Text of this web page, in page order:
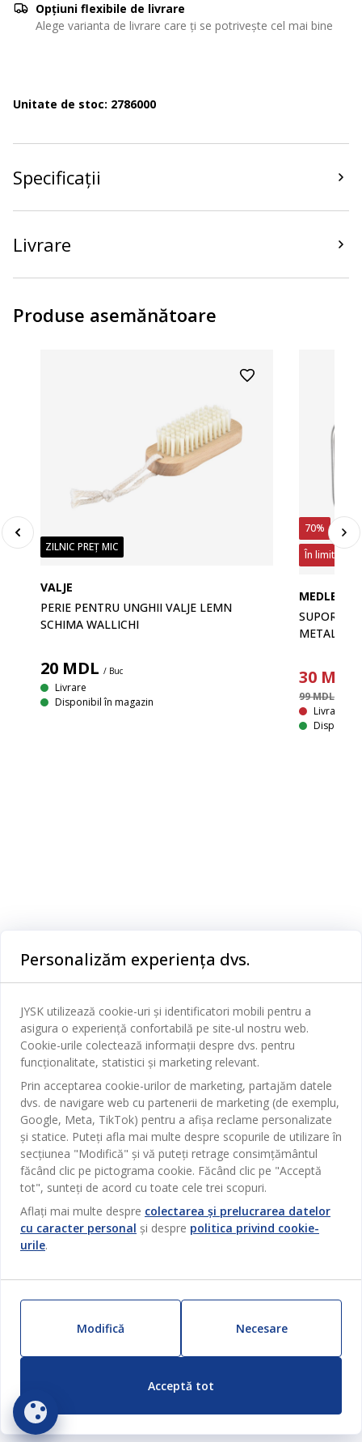
Opțiuni flexibile de livrare
Alege varianta de livrare care ți se potrivește cel mai bine
Unitate de stoc: 2786000
Specificații
Livrare
Produse asemănătoare
ZILNIC PREȚ MIC
VALJE
PERIE PENTRU UNGHII VALJE LEMN
SCHIMA WALLICHI
20MDL / Buc
Livrare
Disponibil în magazin
70%
În limita
MEDLE
SUPORT
METAL
30MDL
99 MDL
Livrare
Disponibil
Categorii
Dormitor
Baie
Birou
Sufragerie
Bucătărie
Depozitare
Perdele
Grădină
Pentru casă
Serviciul clienți
Contact Relații Clienți
Magazine și program
Broșură
Termeni si conditii vânzări online
Garantia prețului
Garanția Produselor
Politica de confidentialitate
Card cadou
Beneficii pentru clienți
Setări Cookie-uri
Siguranță
JYSK
Despre JYSK
JYSK.com
Presă
Locuri de muncă
Newsletter
Inspirație
Link-uri utile
Sustenabilitate
SEDIU CENTRAL
TAROL-DD S.R.L. str. Jubiliara, 41A mun. Chișinău, Republica
Moldova
JYSK BUSINESS TO BUSINESS
Vânzări și relații clienți persoane juridice
Telefon: 060 531 531
E-mail: jysk@jysk.md
JYSK RELAȚII CLIENȚI
Contact Relații Clienți
Telefon: 022 022 030
Urmărește Jysk
Personalizăm experiența dvs.
JYSK utilizează cookie-uri și identificatori mobili pentru a
asigura o experiență confortabilă pe site-ul nostru web.
Cookie-urile colectează informații despre dvs. pentru
funcționalitate, statistici și marketing relevant.
Prin acceptarea cookie-urilor de marketing, partajăm datele
dvs. de navigare web cu partenerii de marketing (de exemplu,
Google, Meta, TikTok) pentru a afișa reclame personalizate
și statice. Puteți afla mai multe despre scopurile de utilizare în
secțiunea "Modifică" și vă puteți retrage consimțământul
făcând clic pe pictograma cookie. Făcând clic pe "Acceptă
tot", sunteți de acord cu toate cele trei scopuri.
Aflați mai multe despre colectarea și prelucrarea datelor
cu caracter personal și despre politica privind cookie-
urile.
Modifică Necesare
Acceptă tot